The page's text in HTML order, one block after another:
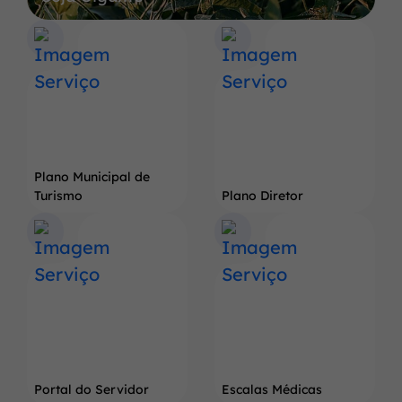
a
Terra
do
Pé
Gigante
Plano Municipal de
Turismo
Plano Diretor
Portal do Servidor Escalas Médicas